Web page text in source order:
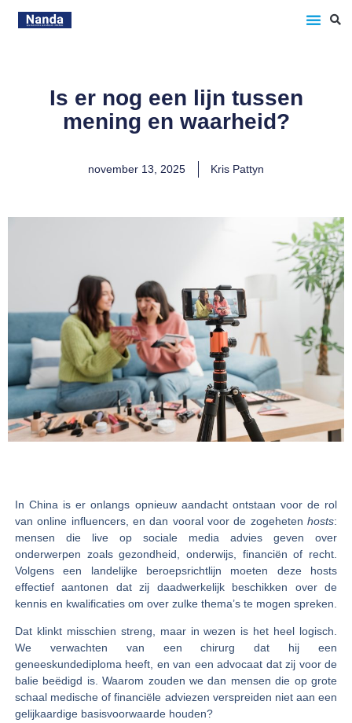
Is er nog een lijn tussen
mening en waarheid?
november 13, 2025 Kris Pattyn
In China is er onlangs opnieuw aandacht ontstaan voor de rol
van online influencers, en dan vooral voor de zogehetenhosts:
mensen die live op sociale media advies geven over
onderwerpen zoals gezondheid, onderwijs, financiën of recht.
Volgens een landelijke beroepsrichtlijn moeten deze hosts
effectief aantonen dat zij daadwerkelijk beschikken over de
kennis en kwalificaties om over zulke thema’s te mogen spreken.
Dat klinkt misschien streng, maar in wezen is het heel logisch.
We verwachten van een chirurg dat hij een
geneeskundediploma heeft, en van een advocaat dat zij voor de
balie beëdigd is. Waarom zouden we dan mensen die op grote
schaal medische of financiële adviezen verspreiden niet aan een
gelijkaardige basisvoorwaarde houden?